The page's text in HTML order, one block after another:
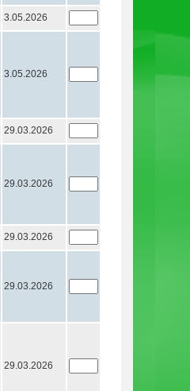
3.05.2026
3.05.2026
29.03.2026
29.03.2026
29.03.2026
29.03.2026
29.03.2026